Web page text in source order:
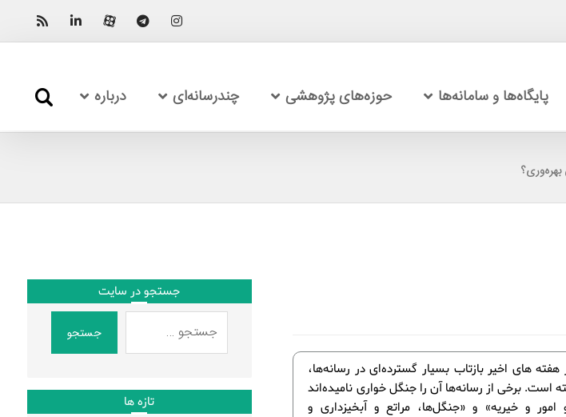
پایگاه‌ها و سامانه‌ها حوزه‌های پژوهشی چندرسانه‌ای درباره
های اخیر بازتاب بسیار گسترده‌ای در رسانه‌ها،
است. برخی از رسانه‌ها آن را جنگل خواری نامیده‌اند
و خیریه» و «جنگل‌ها، مراتع و آبخیزداری و
جستجو در سایت
جستجو
تازه ها